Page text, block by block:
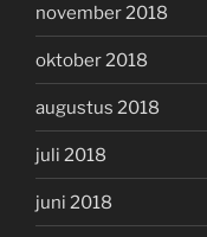
november 2018
oktober 2018
augustus 2018
juli 2018
juni 2018